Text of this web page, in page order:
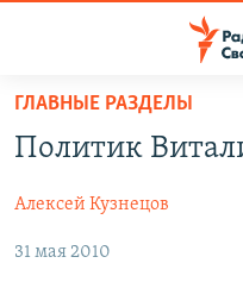
упрощенного
доступа
содержанию
АВТОРСКИЕ ПРОЕКТЫ
ЦИТАТЫ СВОБОДЫ
ГЛАВНЫЕ РАЗДЕЛЫ
Политик
Алексей Кузнецов
31 мая 2010